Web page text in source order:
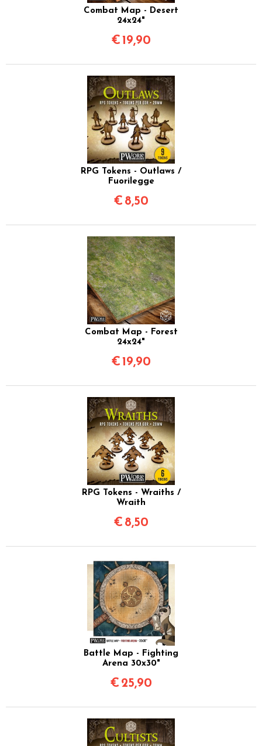
Combat Map - Desert
24x24"
€ 19,90
RPG Tokens - Outlaws /
Fuorilegge
€ 8,50
Combat Map - Forest
24x24"
€ 19,90
RPG Tokens - Wraiths /
Wraith
€ 8,50
Battle Map - Fighting
Arena 30x30"
€ 25,90